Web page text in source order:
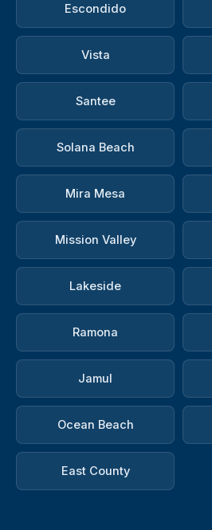
Escondido
Vista
Santee
Solana Beach
Mira Mesa
Mission Valley
Lakeside
Ramona
Jamul
Ocean Beach
East County